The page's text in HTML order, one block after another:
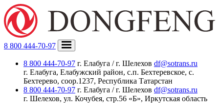
8 800 444-70-97
8 800 444-70-97 г. Елабуга / г. Шелехов df@sotrans.ru
г. Елабуга, Елабужский район, с.п. Бехтеревское, с.
Бехтерево, соор.1237, Республика Татарстан
8 800 444-70-97 г. Елабуга / г. Шелехов df@sotrans.ru
г. Шелехов, ул. Кочубея, стр.56 «Б», Иркутская область